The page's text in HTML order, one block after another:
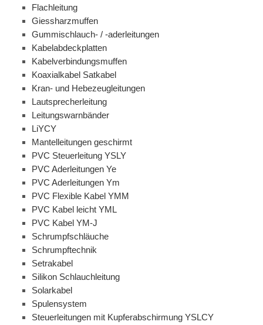
Flachleitung
Giessharzmuffen
Gummischlauch- / -aderleitungen
Kabelabdeckplatten
Kabelverbindungsmuffen
Koaxialkabel Satkabel
Kran- und Hebezeugleitungen
Lautsprecherleitung
Leitungswarnbänder
LiYCY
Mantelleitungen geschirmt
PVC Steuerleitung YSLY
PVC Aderleitungen Ye
PVC Aderleitungen Ym
PVC Flexible Kabel YMM
PVC Kabel leicht YML
PVC Kabel YM-J
Schrumpfschläuche
Schrumpftechnik
Setrakabel
Silikon Schlauchleitung
Solarkabel
Spulensystem
Steuerleitungen mit Kupferabschirmung YSLCY